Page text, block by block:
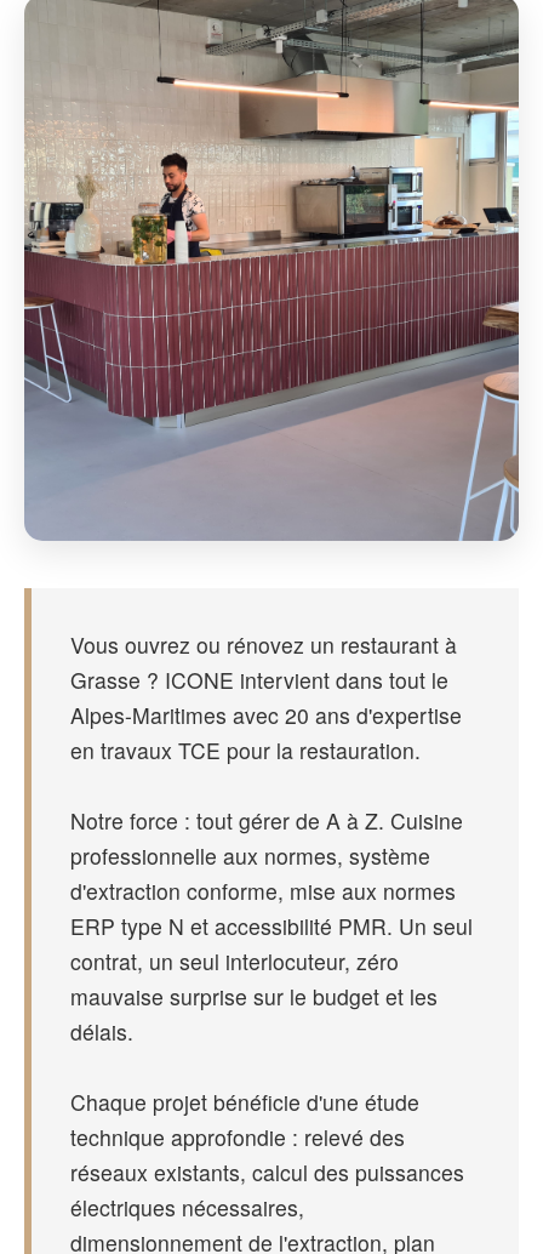
Vous ouvrez ou rénovez un restaurant à
Grasse ? ICONE intervient dans tout le
Alpes-Maritimes avec 20 ans d'expertise
en travaux TCE pour la restauration.
Notre force : tout gérer de A à Z. Cuisine
professionnelle aux normes, système
d'extraction conforme, mise aux normes
ERP type N et accessibilité PMR. Un seul
contrat, un seul interlocuteur, zéro
mauvaise surprise sur le budget et les
délais.
Chaque projet bénéficie d'une étude
technique approfondie : relevé des
réseaux existants, calcul des puissances
électriques nécessaires,
dimensionnement de l'extraction, plan